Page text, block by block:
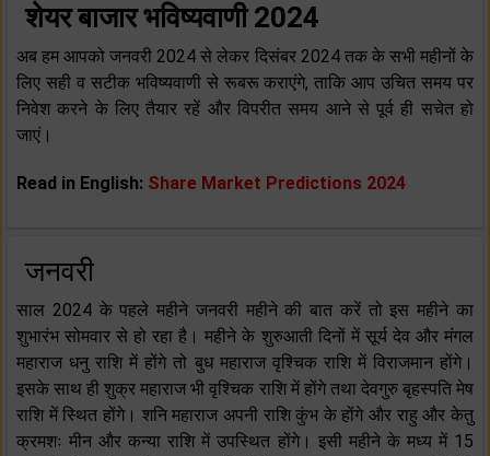
शेयर बाजार भविष्यवाणी 2024
अब हम आपको जनवरी 2024 से लेकर दिसंबर 2024 तक के सभी महीनों के
लिए सही व सटीक भविष्यवाणी से रूबरू कराएंगे, ताकि आप उचित समय पर
निवेश करने के लिए तैयार रहें और विपरीत समय आने से पूर्व ही सचेत हो
जाएं।
Read in English: Share Market Predictions 2024
जनवरी
साल 2024 के पहले महीने जनवरी महीने की बात करें तो इस महीने का
शुभारंभ सोमवार से हो रहा है। महीने के शुरुआती दिनों में सूर्य देव और मंगल
महाराज धनु राशि में होंगे तो बुध महाराज वृश्चिक राशि में विराजमान होंगे।
इसके साथ ही शुक्र महाराज भी वृश्चिक राशि में होंगे तथा देवगुरु बृहस्पति मेष
राशि में स्थित होंगे। शनि महाराज अपनी राशि कुंभ के होंगे और राहु और केतु
क्रमशः मीन और कन्या राशि में उपस्थित होंगे। इसी महीने के मध्य में 15